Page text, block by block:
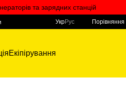
та зарядних станцій
УкрРус Порівняння
Екіпірування